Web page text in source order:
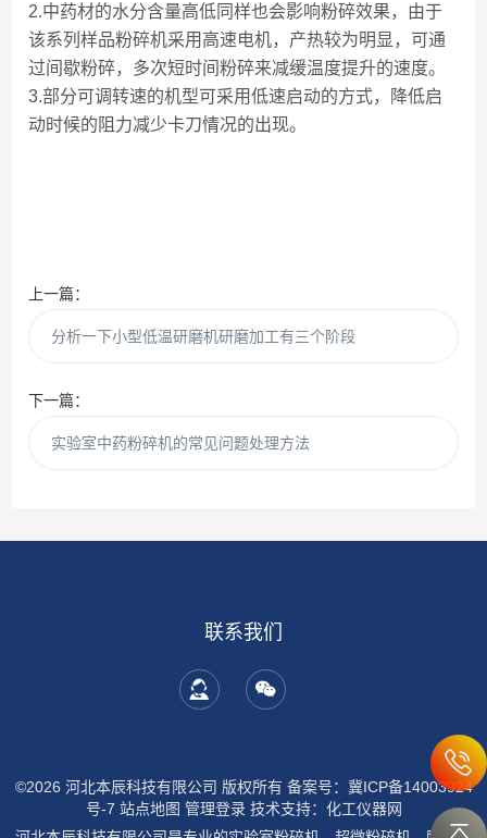
2.中药材的水分含量高低同样也会影响粉碎效果，由于
该系列样品粉碎机采用高速电机，产热较为明显，可通
过间歇粉碎，多次短时间粉碎来减缓温度提升的速度。
3.部分可调转速的机型可采用低速启动的方式，降低启
动时候的阻力减少卡刀情况的出现。
上一篇：
分析一下小型低温研磨机研磨加工有三个阶段
下一篇：
实验室中药粉碎机的常见问题处理方法
联系我们
©2026 河北本辰科技有限公司 版权所有 备案号：冀ICP备14003924
号-7 站点地图 管理登录技术支持： 化工仪器网